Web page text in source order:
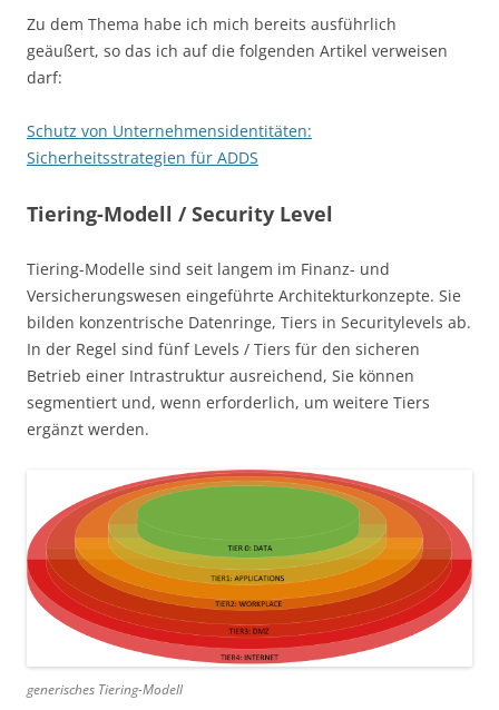
Zu dem Thema habe ich mich bereits ausführlich
geäußert, so das ich auf die folgenden Artikel verweisen
darf:
Schutz von Unternehmensidentitäten:
Sicherheitsstrategien für ADDS
Tiering-Modell / Security Level
Tiering-Modelle sind seit langem im Finanz- und
Versicherungswesen eingeführte Architekturkonzepte. Sie
bilden konzentrische Datenringe, Tiers in Securitylevels ab.
In der Regel sind fünf Levels / Tiers für den sicheren
Betrieb einer Intrastruktur ausreichend, Sie können
segmentiert und, wenn erforderlich, um weitere Tiers
ergänzt werden.
generisches Tiering-Modell